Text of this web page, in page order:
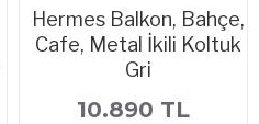
Hermes Balkon, Bahçe,
Cafe, Metal İkili Koltuk
Gri
10.890 TL